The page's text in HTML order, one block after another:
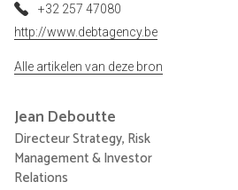
+32 257 47080
http://www.debtagency.be
Alle artikelen van deze bron
Jean Deboutte
Directeur Strategy, Risk
Management & Investor
Relations